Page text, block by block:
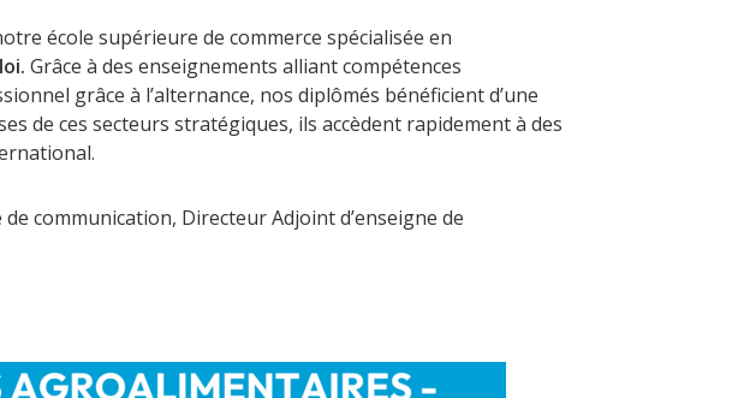
école supérieure de commerce spécialisée en
Grâce à des enseignements alliant compétences
grâce à l’alternance, nos diplômés bénéficient d’une
de ces secteurs stratégiques, ils accèdent rapidement à des
communication, Directeur Adjoint d’enseigne de